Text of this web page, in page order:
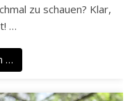
zu schauen? Klar,
…
…